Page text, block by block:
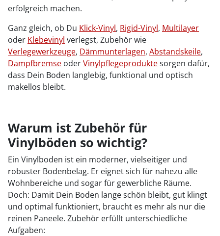
erfolgreich machen.
Ganz gleich, ob Du Klick-Vinyl, Rigid-Vinyl, Multilayer
oder Klebevinyl verlegst, Zubehör wie
Verlegewerkzeuge, Dämmunterlagen, Abstandskeile,
Dampfbremse oderVinylpflegeproduktesorgen dafür,
dass Dein Boden langlebig, funktional und optisch
makellos bleibt.
Warum ist Zubehör für
Vinylböden so wichtig?
Ein Vinylboden ist ein moderner, vielseitiger und
robuster Bodenbelag. Er eignet sich für nahezu alle
Wohnbereiche und sogar für gewerbliche Räume.
Doch: Damit Dein Boden lange schön bleibt, gut klingt
und optimal funktioniert, braucht es mehr als nur die
reinen Paneele. Zubehör erfüllt unterschiedliche
Aufgaben: